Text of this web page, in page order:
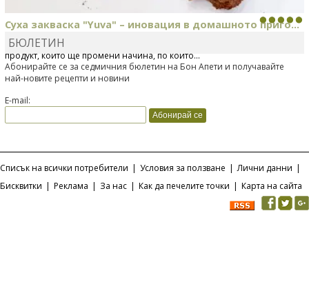
Суха закваска "Yuva" – иновация в домашното приго...
Отскоро Лесафр България стартира предлагането на изцяло нов
продукт, който ще промени начина, по който...
БЮЛЕТИН
Абонирайте се за седмичния бюлетин на Бон Апети и получавайте
най-новите рецепти и новини
E-mail:
Списък на всички потребители | Условия за ползване | Лични данни |
Бисквитки | Реклама | За нас | Как да печелите точки | Карта на сайта